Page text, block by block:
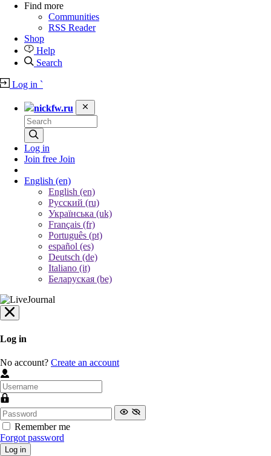
Find more
Communities
RSS Reader
Shop
Help
Search
Log in `
nickfw.ru
Log in
Join free Join
English (en)
English (en)
Русский (ru)
Українська (uk)
Français (fr)
Português (pt)
español (es)
Deutsch (de)
Italiano (it)
Беларуская (be)
Log in
No account? Create an account
Remember me
Forgot password
Log in